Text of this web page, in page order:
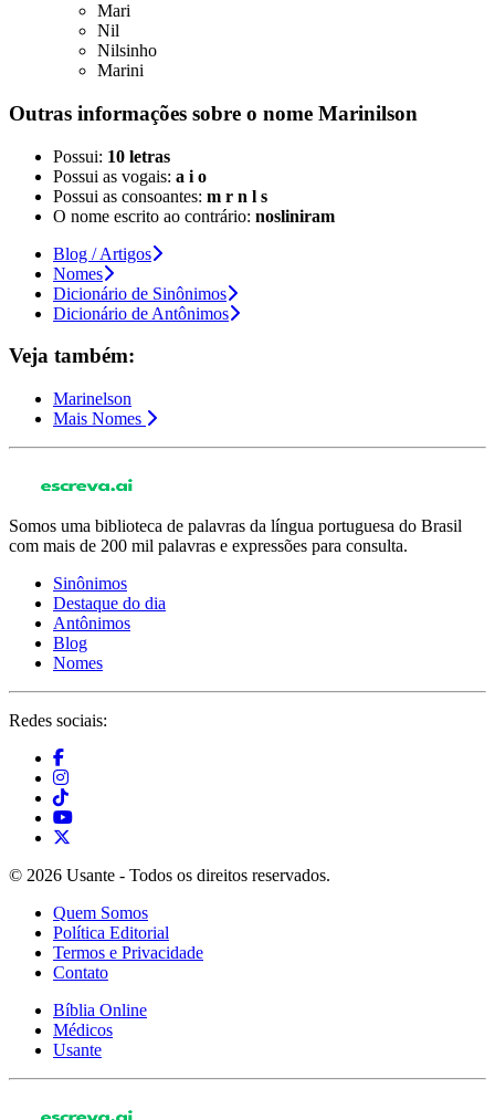
Mari
Nil
Nilsinho
Marini
Outras informações sobre o nome Marinilson
Possui: 10 letras
Possui as vogais: a i o
Possui as consoantes: m r n l s
O nome escrito ao contrário: nosliniram
Blog / Artigos
Nomes
Dicionário de Sinônimos
Dicionário de Antônimos
Veja também:
Marinelson
Mais Nomes
Somos uma biblioteca de palavras da língua portuguesa do Brasil
com mais de 200 mil palavras e expressões para consulta.
Sinônimos
Destaque do dia
Antônimos
Blog
Nomes
Redes sociais:
© 2026 Usante - Todos os direitos reservados.
Quem Somos
Política Editorial
Termos e Privacidade
Contato
Bíblia Online
Médicos
Usante